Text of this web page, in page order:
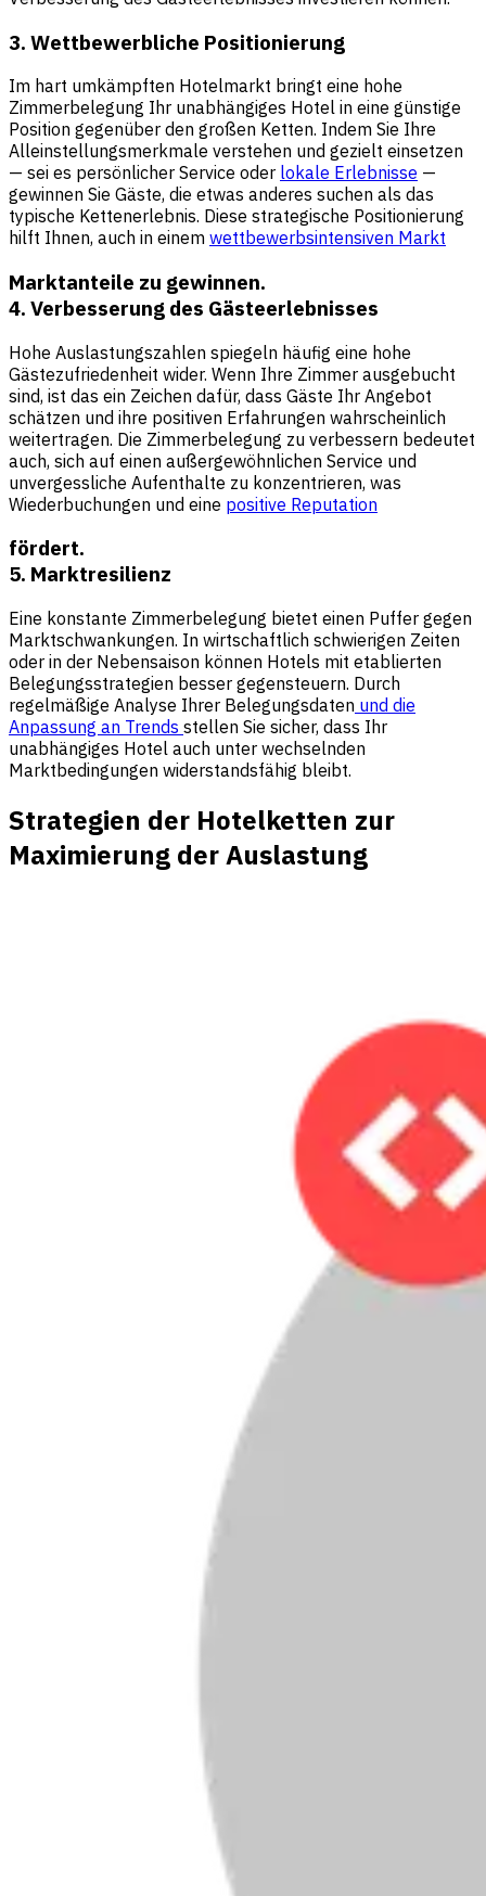
3. Wettbewerbliche Positionierung
Im hart umkämpften Hotelmarkt bringt eine hohe
Zimmerbelegung Ihr unabhängiges Hotel in eine günstige
Position gegenüber den großen Ketten. Indem Sie Ihre
Alleinstellungsmerkmale verstehen und gezielt einsetzen
— sei es persönlicher Service oder lokale Erlebnisse —
gewinnen Sie Gäste, die etwas anderes suchen als das
typische Kettenerlebnis. Diese strategische Positionierung
hilft Ihnen, auch in einem wettbewerbsintensiven Markt
Marktanteile zu gewinnen.
4. Verbesserung des Gästeerlebnisses
Hohe Auslastungszahlen spiegeln häufig eine hohe
Gästezufriedenheit wider. Wenn Ihre Zimmer ausgebucht
sind, ist das ein Zeichen dafür, dass Gäste Ihr Angebot
schätzen und ihre positiven Erfahrungen wahrscheinlich
weitertragen. Die Zimmerbelegung zu verbessern bedeutet
auch, sich auf einen außergewöhnlichen Service und
unvergessliche Aufenthalte zu konzentrieren, was
Wiederbuchungen und eine positive Reputation
fördert.
5. Marktresilienz
Eine konstante Zimmerbelegung bietet einen Puffer gegen
Marktschwankungen. In wirtschaftlich schwierigen Zeiten
oder in der Nebensaison können Hotels mit etablierten
Belegungsstrategien besser gegensteuern. Durch
regelmäßige Analyse Ihrer Belegungsdaten und die
Anpassung an Trends stellen Sie sicher, dass Ihr
unabhängiges Hotel auch unter wechselnden
Marktbedingungen widerstandsfähig bleibt.
Strategien der Hotelketten zur
Maximierung der Auslastung